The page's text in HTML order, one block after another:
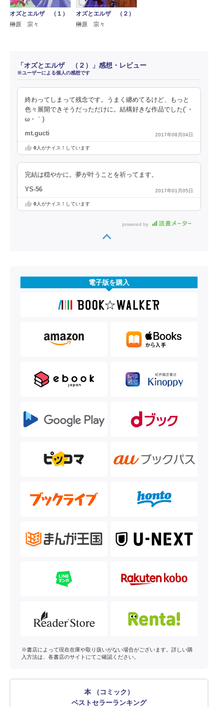
オズとエルザ （１）
榊原 宗々
オズとエルザ （２）
榊原 宗々
「オズとエルザ （２）」感想・レビュー
※ユーザーによる個人の感想です
終わってしまって残念です。うまく纏めてるけど、もっと
色々展開できそうだっただけに。結構好きな作品でした(´・
ω・｀)
mt.gucti 2017年08月04日
0人がナイス！しています
完結は穏やかに。夢が叶うことを祈ってます。
YS-56 2017年01月05日
0人がナイス！しています
powered by
電子版を購入
※書店によって現在在庫や取り扱いがない場合がございます。詳しい購
入方法は、各書店のサイトにてご確認ください。
本 （コミック）
ベストセラーランキング